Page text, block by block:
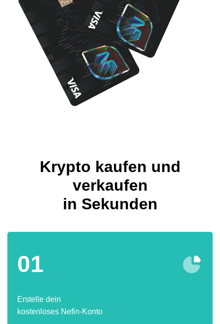
Krypto kaufen und
verkaufen
in Sekunden
01
Erstelle dein
kostenloses Nefin-Konto